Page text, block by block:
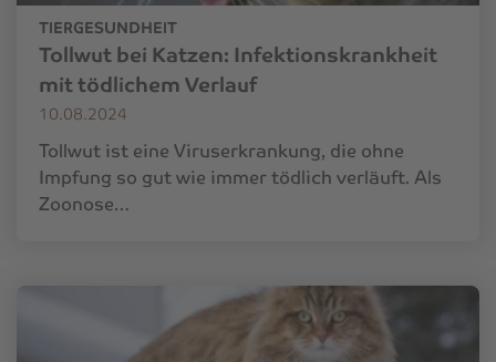
TIERGESUNDHEIT
Tollwut bei Katzen: Infektionskrankheit
mit tödlichem Verlauf
10.08.2024
Tollwut ist eine Viruserkrankung, die ohne
Impfung so gut wie immer tödlich verläuft. Als
Zoonose…